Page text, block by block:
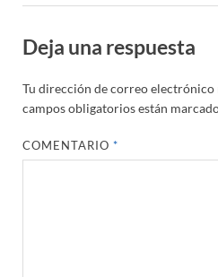
Deja una respuesta
Tu dirección de correo electrónico
campos obligatorios están
COMENTARIO*